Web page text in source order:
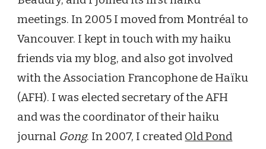
meetings. In 2005 I moved from Montréal to
Vancouver. I kept in touch with my haiku
friends via my blog, and also got involved
with the Association Francophone de Haïku
(AFH). I was elected secretary of the AFH
and was the coordinator of their haiku
journal Gong. In 2007, I created Old Pond